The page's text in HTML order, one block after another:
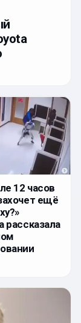
12 часов
ещё
рассказала